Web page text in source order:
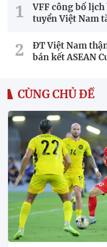
VFF công bố
tuyển Việt Nam
ĐT Việt Nam
bán kết ASEAN
CÙNG CHỦ ĐỀ